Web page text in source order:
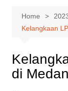
Home
Kelangkaan
di Medan